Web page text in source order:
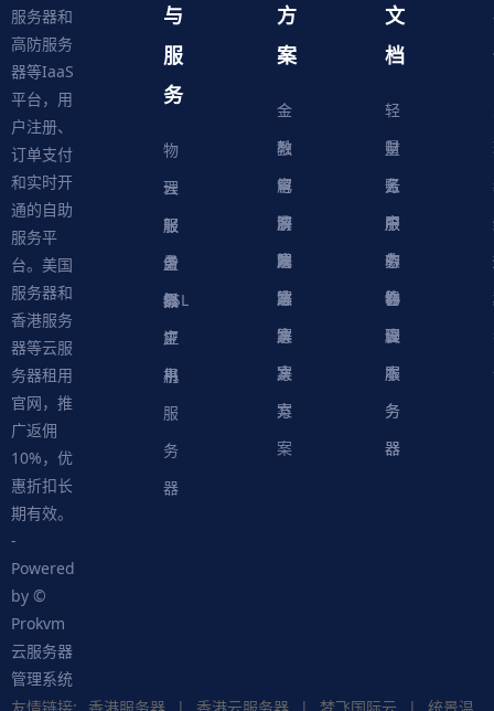
服务器和
高防服务
器等IaaS
平台，用
户注册、
订单支付
和实时开
通的自助
服务平
台。美国
服务器和
香港服务
器等云服
务器租用
官网，推
广返佣
10%，优
惠折扣长
期有效。
-
Powered
by ©
Prokvm
云服务器
管理系统
与
服
务
物
理
服
务
器
云
服
务
器
轻
量
级
应
用
服
务
器
虚
拟
主
机
SSL
证
书
方
案
金
融
解
决
方
案
教
育
解
决
方
案
电
商
解
决
方
案
游
戏
解
决
方
案
网
站
解
决
方
案
文
档
轻
量
云
服
务
器
财
务
中
心
账
户
中
心
服
务
协
议
软
件
脚
本
物
理
服
务
器
云
服
务
器